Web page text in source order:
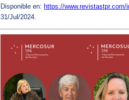
Disponible en: https://
31/Jul/2024.